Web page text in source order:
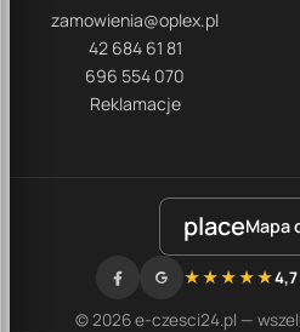
zamowienia@oplex.pl
42 684 61 81
696 554 070
Reklamacje
placeMapa
© 2026 e-czesci24.pl —
★★★★★4,7